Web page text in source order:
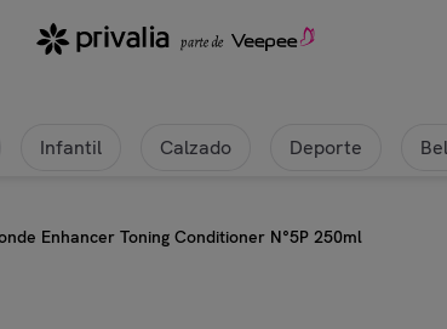
Infantil Calzado Deporte
Enhancer Toning Conditioner N°5P 250ml